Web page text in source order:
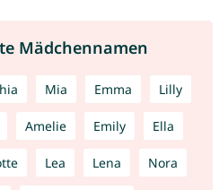
Mädchennamen
Mia Emma Lilly
Amelie Emily Ella
Lea Lena Nora